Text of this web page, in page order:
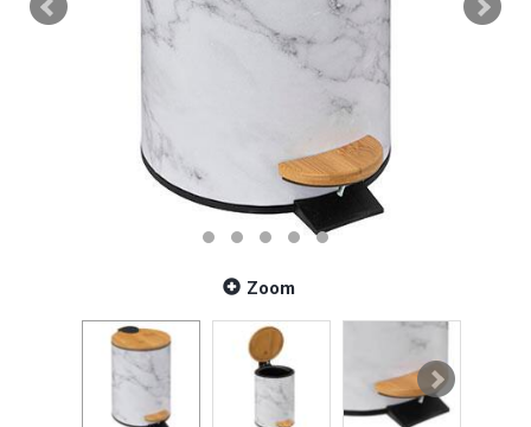
Zoom